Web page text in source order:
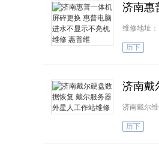
济南惠
维修地址：
历下
济南戴
济南戴尔
历下